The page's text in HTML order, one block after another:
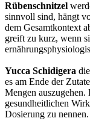
Rübenschnitzel
sinnvoll sind, hängt
dem Gesamtkontext
greift zu kurz, wenn
Yucca Schidigera
es am Ende der
Mengen
gesundheitlichen
Dosierung zu nennen.